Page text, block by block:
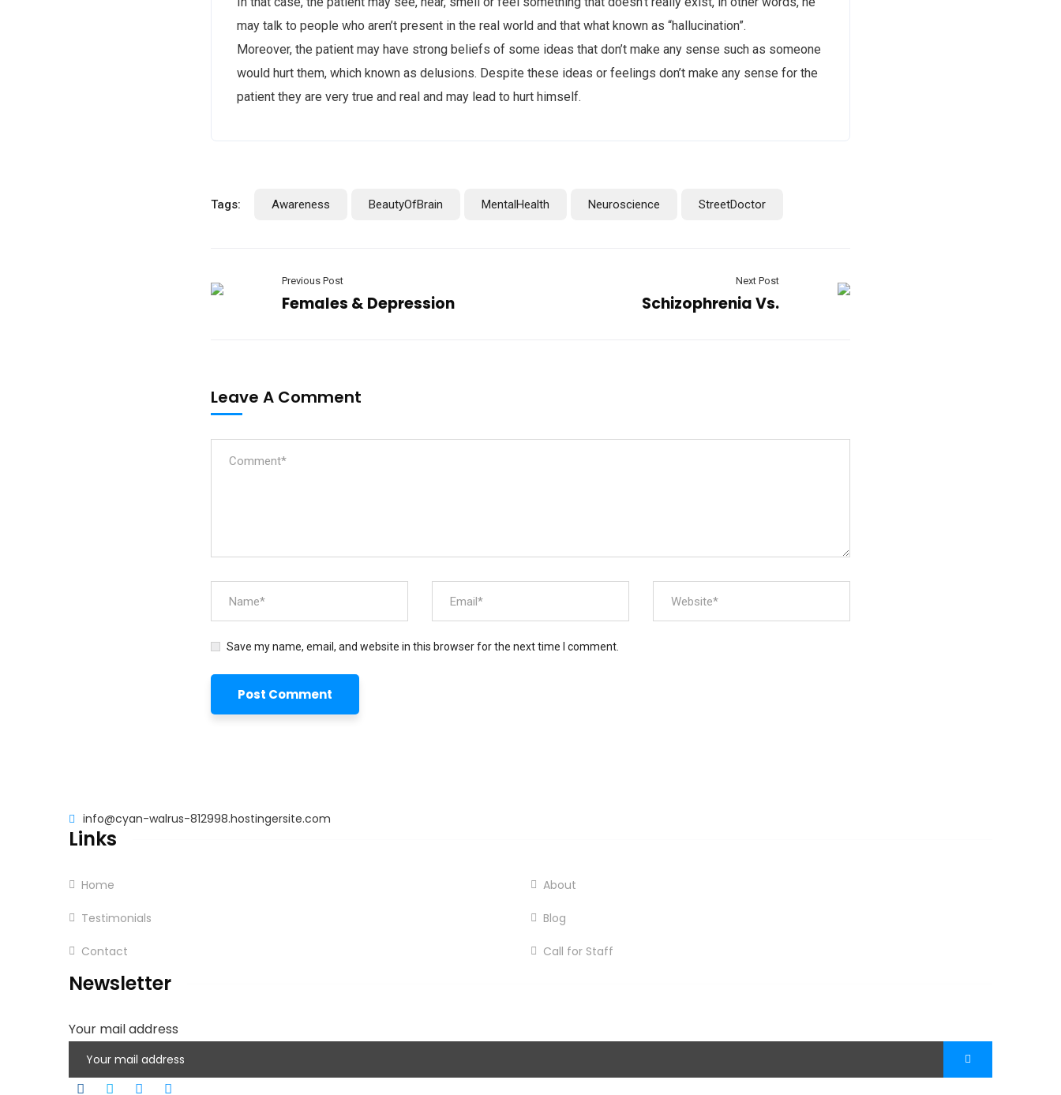
may talk to people who aren’t present in the real world and that what known as “hallucination”.
Moreover, the patient may have strong beliefs of some ideas that don’t make any sense such as someone
would hurt them, which known as delusions. Despite these ideas or feelings don’t make any sense for the
patient they are very true and real and may lead to hurt himself.
Tags: Awareness BeautyOfBrain MentalHealth Neuroscience StreetDoctor
Previous Post
Females & Depression
Next Post
Schizophrenia Vs.
Leave A Comment
Save my name, email, and website in this browser for the next time I comment.
info@cyan-walrus-812998.hostingersite.com
Links
Home About
Testimonials Blog
Contact Call for Staff
Newsletter
Your mail address